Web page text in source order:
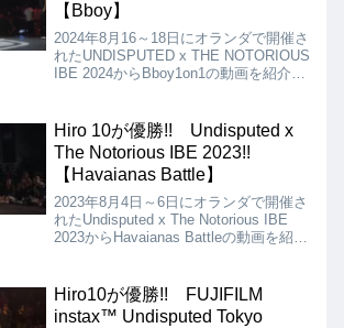
【Bboy】
2024年8月16～18日にオランダで開催さ
れたUNDISPUTED x THE NOTORIOUS
IBE 2024からBboy1on1の動画を紹介し
なりました!!
Hiro 10が優勝!! Undisputed x
The Notorious IBE 2023!!
【Havaianas Battle】
2023年8月4日～6日にオランダで開催さ
れたUndisputed x The Notorious IBE
2023からHavaianas Battleの動画を紹
容が良くても負けのルールです!!
Hiro10が優勝!! FUJIFILM
instax™ Undisputed Tokyo